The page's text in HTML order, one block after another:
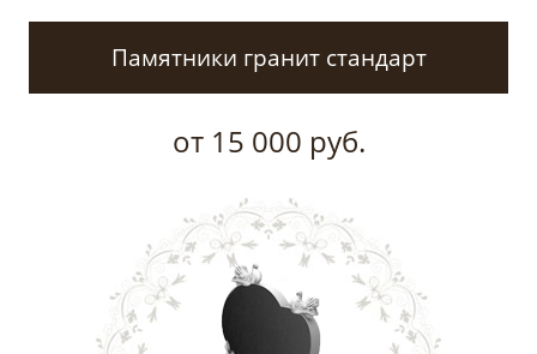
Памятники гранит стандарт
от 15 000 руб.